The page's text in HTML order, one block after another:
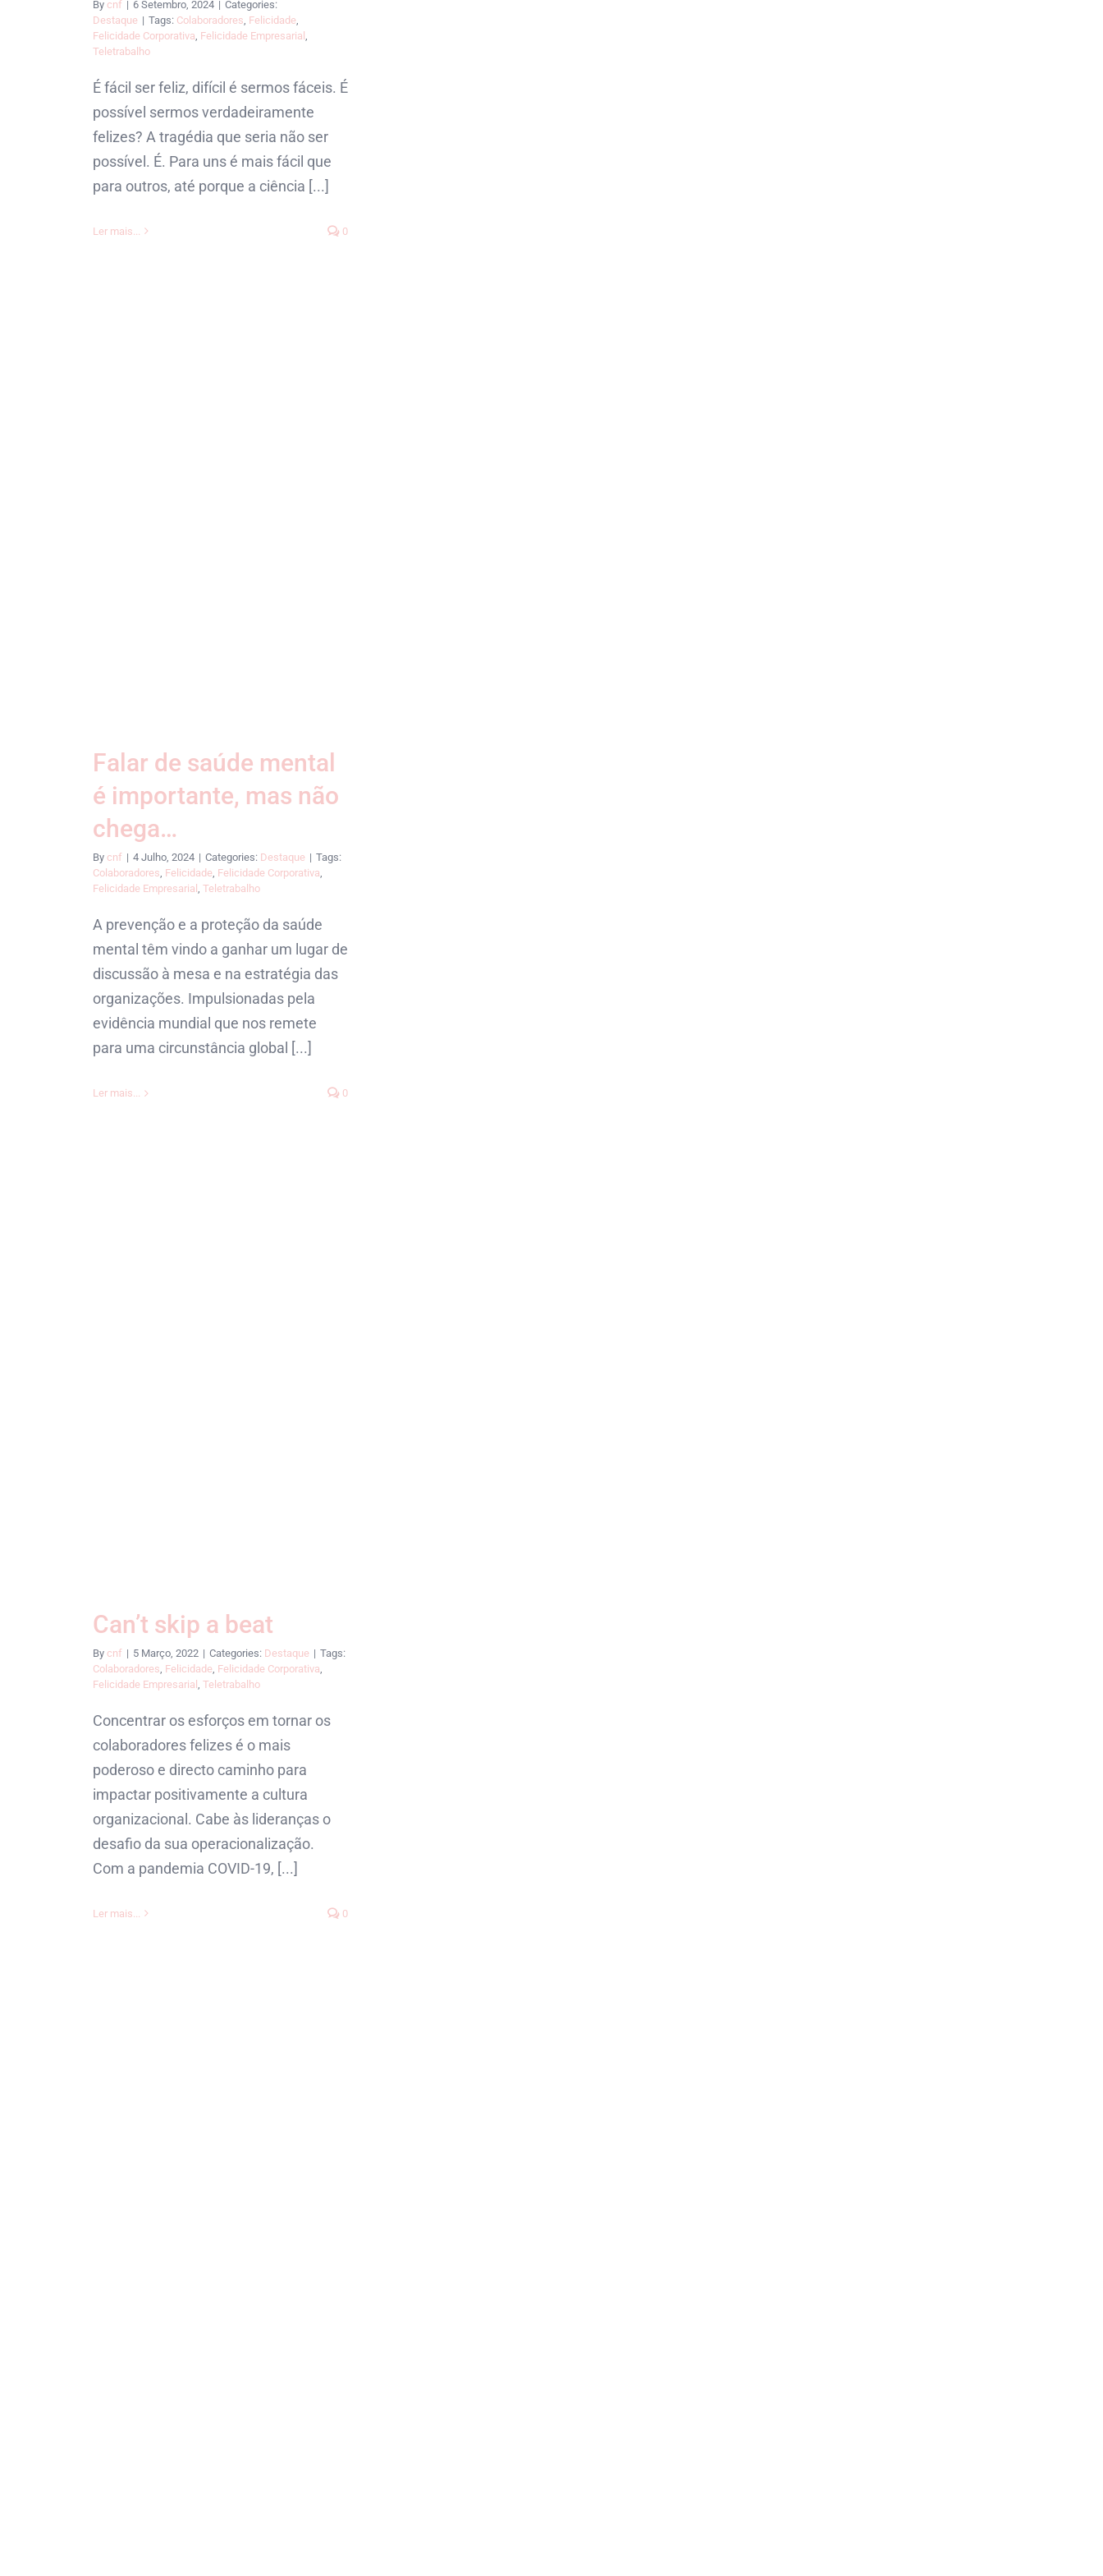
By cnf | 6 Setembro, 2024 | Categories:
Destaque | Tags: Colaboradores Felicidade
Felicidade Corporativa Felicidade Empresarial
Teletrabalho
É fácil ser feliz, difícil é sermos fáceis. É
possível sermos verdadeiramente
felizes? A tragédia que seria não ser
possível. É. Para uns é mais fácil que
para outros, até porque a ciência [...]
Ler mais... 0
Falar de saúde mental
é importante, mas não
chega…
By cnf | 4 Julho, 2024 | Categories: Destaque | Tags:
Colaboradores, Felicidade, Felicidade Corporativa,
Felicidade Empresarial , Teletrabalho
A prevenção e a proteção da saúde
mental têm vindo a ganhar um lugar de
discussão à mesa e na estratégia das
organizações. Impulsionadas pela
evidência mundial que nos remete
para uma circunstância global [...]
Ler mais... 0
Can’t skip a beat
By cnf | 5 Março, 2022 | Categories: Destaque | Tags:
Colaboradores Felicidade Felicidade Corporativa
Felicidade Empresarial Teletrabalho
Concentrar os esforços em tornar os
colaboradores felizes é o mais
poderoso e directo caminho para
impactar positivamente a cultura
organizacional. Cabe às lideranças o
desafio da sua operacionalização.
Com a pandemia COVID-19, [...]
Ler mais... 0